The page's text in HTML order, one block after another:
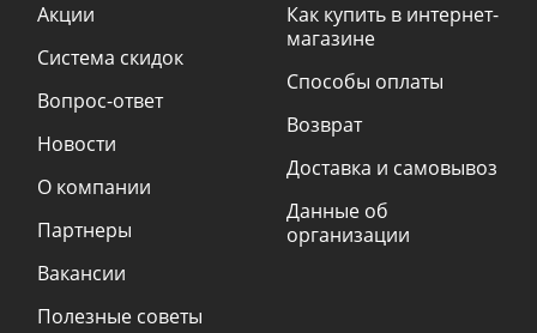
Акции
Система скидок
Вопрос-ответ
Новости
О компании
Партнеры
Вакансии
Полезные советы
Как купить в интернет-
магазине
Способы оплаты
Возврат
Доставка и самовывоз
Данные об
организации